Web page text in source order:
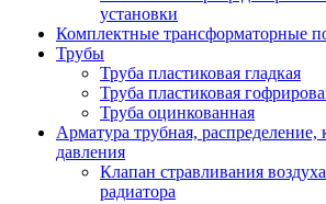
установки
Комплектные трансформаторные
Трубы
Труба пластиковая гладкая
Труба пластиковая
Труба оцинкованная
Арматура трубная, распределение,
давления
Клапан стравливания
радиатора